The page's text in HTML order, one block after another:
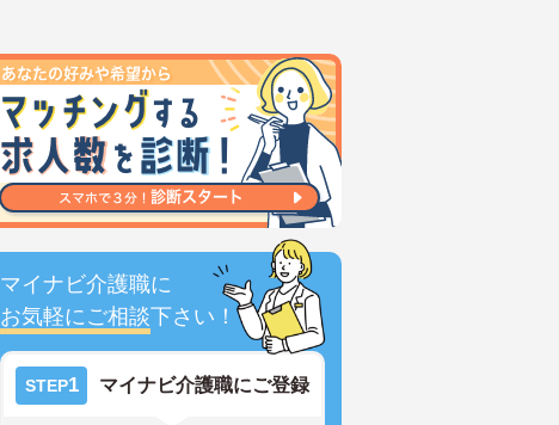
マイナビ介護職に
お気軽にご相談下さい！
STEP1 マイナビ介護職にご登録